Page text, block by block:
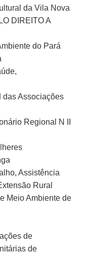
da Vila Nova
DIREITO A
do Pará
das Associações
Regional N II
Assistência
Rural
Meio Ambiente de
de
de